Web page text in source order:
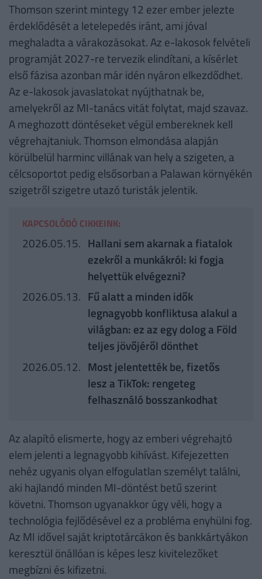
Thomson szerint mintegy 12 ezer ember jelezte
érdeklődését a letelepedés iránt, ami jóval
meghaladta a várakozásokat. Az e-lakosok felvételi
programját 2027-re tervezik elindítani, a kísérlet
első fázisa azonban már idén nyáron elkezdődhet.
Az e-lakosok javaslatokat nyújthatnak be,
amelyekről az MI-tanács vitát folytat, majd szavaz.
A meghozott döntéseket végül embereknek kell
végrehajtaniuk. Thomson elmondása alapján
körülbelül harminc villának van hely a szigeten, a
célcsoportot pedig elsősorban a Palawan környékén
szigetről szigetre utazó turisták jelentik.
KAPCSOLÓDÓ CIKKEINK:
2026.05.15. Hallani sem akarnak a fiatalok
ezekről a munkákról: ki fogja
helyettük elvégezni?
2026.05.13. Fű alatt a minden idők
legnagyobb konfliktusa alakul a
világban: ez az egy dolog a Föld
teljes jövőjéről dönthet
2026.05.12. Most jelentették be, fizetős
lesz a TikTok: rengeteg
felhasználó bosszankodhat
Az alapító elismerte, hogy az emberi végrehajtó
elem jelenti a legnagyobb kihívást. Kifejezetten
nehéz ugyanis olyan elfogulatlan személyt találni,
aki hajlandó minden MI-döntést betű szerint
követni. Thomson ugyanakkor úgy véli, hogy a
technológia fejlődésével ez a probléma enyhülni fog.
Az MI idővel saját kriptotárcákon és bankkártyákon
keresztül önállóan is képes lesz kivitelezőket
megbízni és kifizetni.